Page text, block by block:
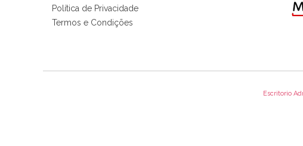
Tudo chegou em condições, pois os produtos vieram muito bem
padrão e cores muito bonitas e a execução está
Política de Privacidade
Termos e Condições
Escritorio